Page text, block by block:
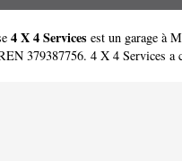
4 X 4 Services est un garage à
379387756. 4 X 4 Services a